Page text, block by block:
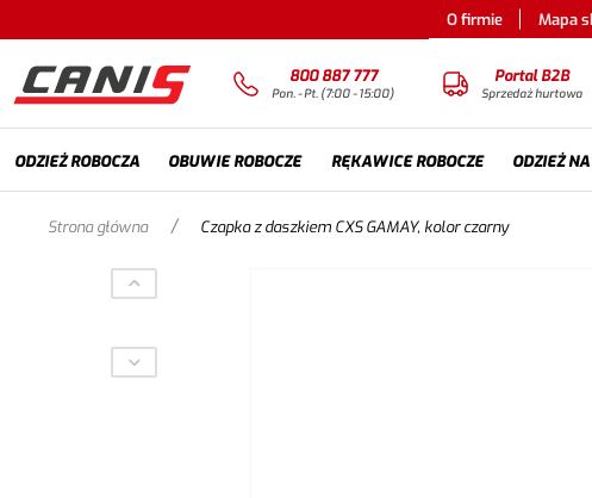
O firmie Mapa
800 887 777
Pon. - Pt. (7:00 - 15:00)
Portal B2B
Sprzedaż hurtowa
ODZIEŻ ROBOCZA OBUWIE ROBOCZE RĘKAWICE ROBOCZE ODZIEŻ
Strona główna / Czapka z daszkiem CXS GAMAY, kolor czarny